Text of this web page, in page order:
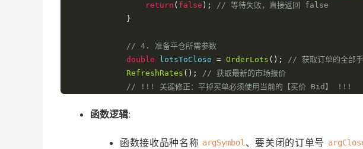
return ( false );
// 等待失败，直接返回 false
}
// 4. 准备平仓所需参数
double lotsToClose = OrderLots ();
// 获取订单的全部
RefreshRates ();
// 获取最新的市场报价
// !!! 关键修正：平掉买单必须使用当前的【买价 Bid】 !!!
            closedSuccess
= OrderClose argCloseTicket,
函数逻辑:
函数接收品种名称 argSymbol 、要关闭的订单号